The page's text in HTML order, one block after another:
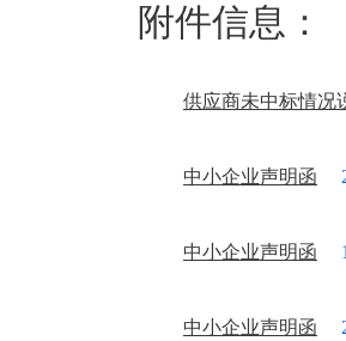
附件信息：
供应商未中标情况
中小企业声明函
中小企业声明函
中小企业声明函